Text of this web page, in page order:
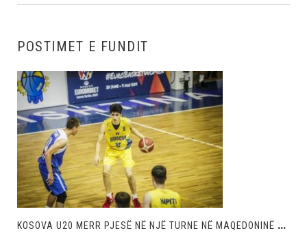
POSTIMET E FUNDIT
K
OSOVA U20 MERR PJESË NË NJË TURNE NË MAQEDONINË VERIORE